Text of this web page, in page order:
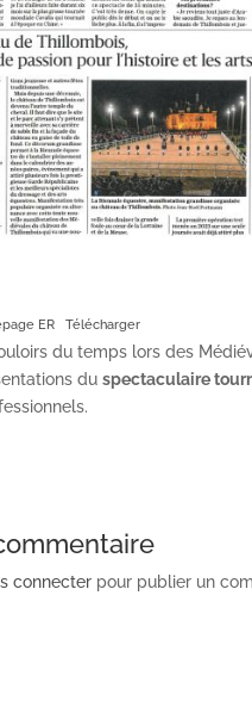
ER Télécharger
du temps lors des
duspectacu­laire
connecter pour publier un